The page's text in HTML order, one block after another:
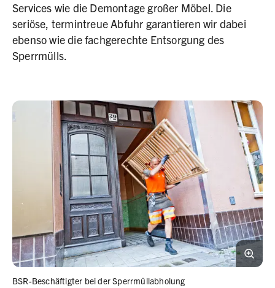
Services wie die Demontage großer Möbel. Die
seriöse, termintreue Abfuhr garantieren wir dabei
ebenso wie die fachgerechte Entsorgung des
Sperrmülls.
BSR-Beschäftigter bei der Sperrmüllabholung